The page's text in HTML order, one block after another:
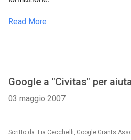
Read More
Google a "Civitas" per
03 maggio 2007
Scritto da: Lia Cecchelli, Google Grants